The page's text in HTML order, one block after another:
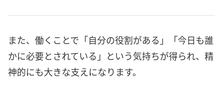
また、働くことで「自分の役割がある」「今日も誰
かに必要とされている」という気持ちが得られ、精
神的にも大きな支えになります。